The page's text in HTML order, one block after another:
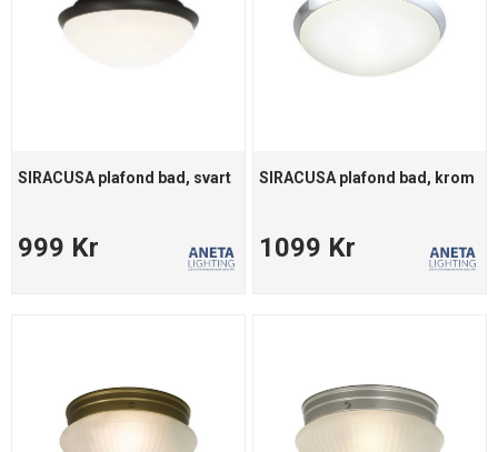
SIRACUSA plafond bad, svart
999 Kr
SIRACUSA plafond bad, krom
1099 Kr